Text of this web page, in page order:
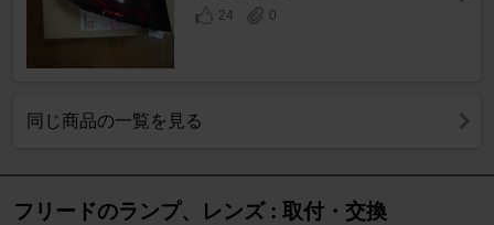
24
0
同じ商品の一覧を見る
フリードのランプ、レンズ : 取付・交換